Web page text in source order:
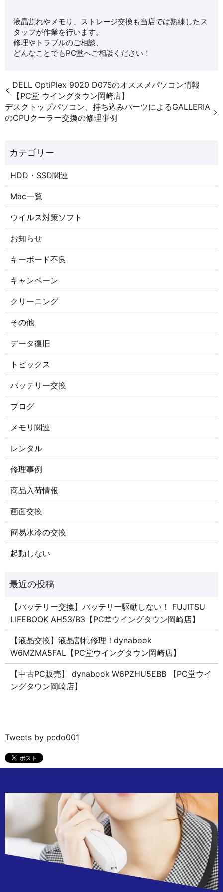
液晶割れやメモリ、ストレージ交換も当店では熟練したス
タッフが作業を行います。
修理やトラブルのご相談、
どんなことでもPC堂へご相談ください！
DELL OptiPlex 9020 D07Sのオススメパソコン情報
【PC堂 ウイングタウン岡崎店】
デスクトップパソコン、持ち込みパーツによるGALLERIA
のCPUクーラー交換の修理事例
HDD・SSD関連
Mac一覧
ウイルス対策ソフト
お知らせ
キーボード不良
キャンペーン
クリーニング
その他
データ復旧
トピックス
バッテリー交換
ブログ
メモリ関連
レンタル
修理事例
商品入荷情報
画面交換
簡易水冷の交換
起動しない
【バッテリー交換】バッテリー駆動しない！ FUJITSU
LIFEBOOK AH53/B3【PC堂ウイングタウン岡崎店】
【液晶交換】液晶割れ修理！dynabook
W6MZMA5FAL【PC堂ウイングタウン岡崎店】
【中古PC販売】 dynabook W6PZHU5EBB 【PC堂ウイ
ングタウン岡崎店】
Tweets by pcdo001